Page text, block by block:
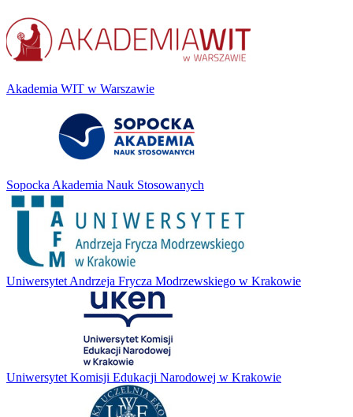
Akademia WIT w Warszawie
Sopocka Akademia Nauk Stosowanych
Uniwersytet Andrzeja Frycza Modrzewskiego w Krakowie
Uniwersytet Komisji Edukacji Narodowej w Krakowie